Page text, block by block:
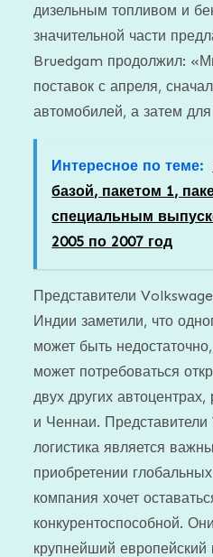
дизельным топливом и
значительной части
Bruedgam продолжил:
поставок с апреля,
автомобилей, а затем
Интересное по теме:
базой, пакетом 1,
специальным
2005 по 2007 год
Представители
Индии заметили, что
может быть
может потребоваться
двух других
и Ченнаи. Представители
логистика является
приобретении
компания хочет
конкурентоспособной.
крупнейший европейский